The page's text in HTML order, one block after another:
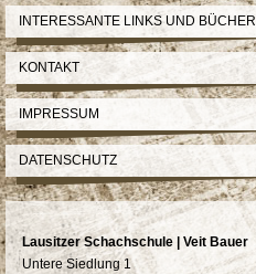
INTERESSANTE LINKS UND BÜCHER
KONTAKT
IMPRESSUM
DATENSCHUTZ
Lausitzer Schachschule | Veit Bauer
Untere Siedlung 1